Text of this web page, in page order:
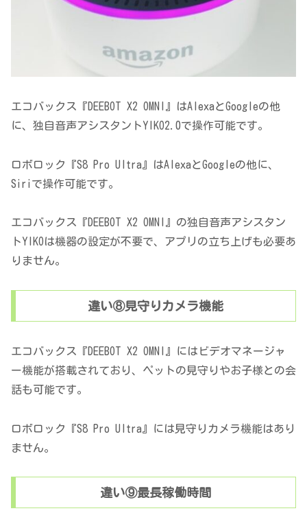
エコバックス『DEEBOT X2 OMNI』はAlexaとGoogleの他
に、独自音声アシスタントYIKO2.0で操作可能です。
ロボロック『S8 Pro Ultra』はAlexaとGoogleの他に、
Siriで操作可能です。
エコバックス『DEEBOT X2 OMNI』の独自音声アシスタン
トYIKOは機器の設定が不要で、アプリの立ち上げも必要あ
りません。
違い⑧見守りカメラ機能
エコバックス『DEEBOT X2 OMNI』にはビデオマネージャ
ー機能が搭載されており、ペットの見守りやお子様との会
話も可能です。
ロボロック『S8 Pro Ultra』には見守りカメラ機能はあり
ません。
違い⑨最長稼働時間